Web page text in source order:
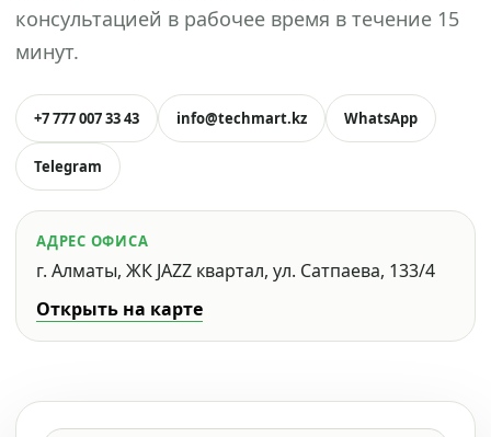
консультацией в рабочее время в течение 15
минут.
+7 777 007 33 43 info@techmart.kz WhatsApp
Telegram
АДРЕС ОФИСА
г. Алматы, ЖК JAZZ квартал, ул. Сатпаева, 133/4
Открыть на карте